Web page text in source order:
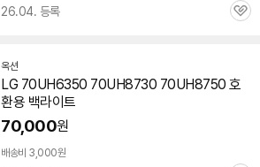
26.04. 등록
관
옥션
LG 70UH6350 70UH8730 70UH8750 호
환용 백라이트
70,000원
배송비 3,000원